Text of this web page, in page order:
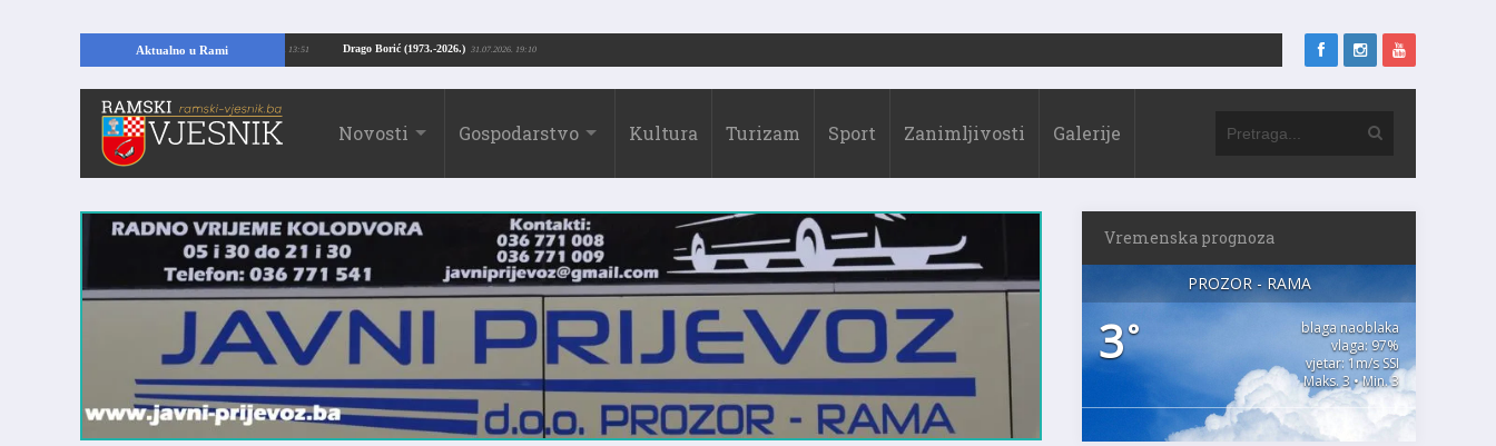
Aktualno u Rami Drago Borić (1973.-2026.) 31.07.2026. 19:10
temelje kuće, pronašao vrijedne arheološke ostatke 24.07.2026. 13:51
Novosti Gospodarstvo Kultura Turizam Sport Zanimljivosti Galerije
Vremenska prognoza
PROZOR - RAMA
3°
blaga naoblaka
vlaga: 97%
vjetar: 1m/s SSI
Maks. 3 • Min. 3